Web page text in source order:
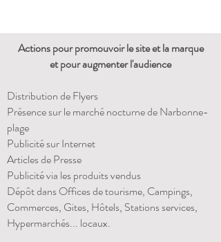
Actions​ pour promouvoir le site et la marque
et pour augmenter l'audience
Distribution de Flyers
Présence sur le marché nocturne de Narbonne-
plage
Publicité sur Internet
Articles de Presse
Publicité via les produits vendus
Dépôt dans Offices de tourisme, Campings,
Commerces, Gites, Hôtels, Stations services,
Hypermarchés... locaux.